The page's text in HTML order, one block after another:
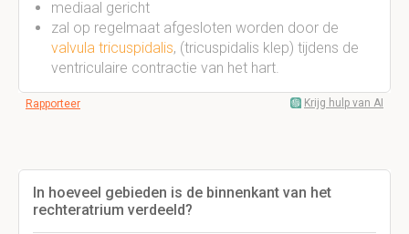
mediaal gericht
zal op regelmaat afgesloten worden door de
valvula tricuspidalis, (tricuspidalis klep) tijdens de
ventriculaire contractie van het hart.
Rapporteer Krijg hulp van AI
In hoeveel gebieden is de binnenkant van het
rechteratrium verdeeld?